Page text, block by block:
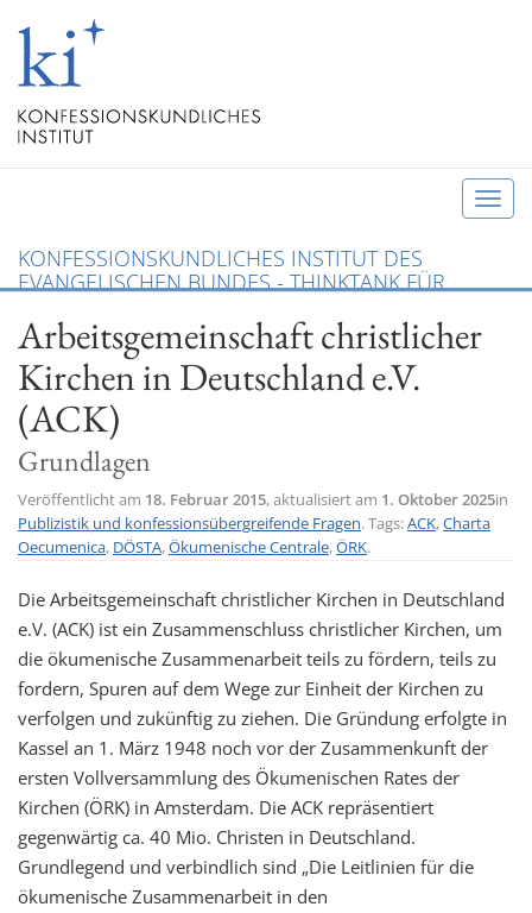
T
g
g
a
KONFESSIONSKUNDLICHES INSTITUT DES
EVANGELISCHEN BUNDES - THINKTANK FÜR
Arbeitsgemeinschaft christlicher
Kirchen in Deutschland e.V.
(ACK)
Grundlagen
Veröffentlicht am 18. Februar 2015, aktualisiert am 1. Oktober 2025in
Publizistik und konfessionsübergreifende Fragen. Tags:ACK,Charta
Oecumenica, DÖSTA,Ökumenische Centrale,ÖRK.
Die Arbeitsgemeinschaft christlicher Kirchen in Deutschland
e.V. (ACK) ist ein Zusammenschluss christlicher Kirchen, um
die ökumenische Zusammenarbeit teils zu fördern, teils zu
fordern, Spuren auf dem Wege zur Einheit der Kirchen zu
verfolgen und zukünftig zu ziehen. Die Gründung erfolgte in
Kassel an 1. März 1948 noch vor der Zusammenkunft der
ersten Vollversammlung des Ökumenischen Rates der
Kirchen (ÖRK) in Amsterdam. Die ACK repräsentiert
gegenwärtig ca. 40 Mio. Christen in Deutschland.
Grundlegend und verbindlich sind „Die Leitlinien für die
ökumenische Zusammenarbeit in den